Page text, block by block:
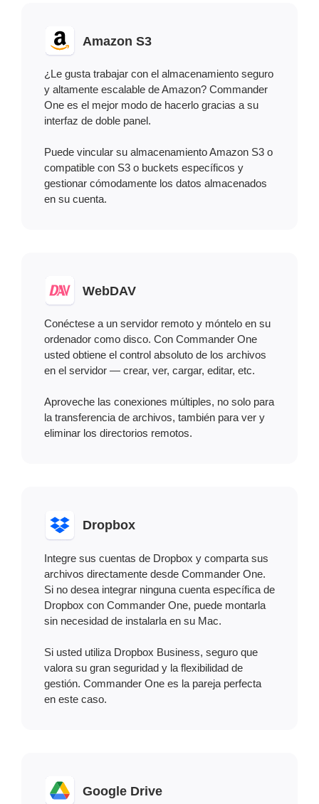
Amazon S3
¿Le gusta trabajar con el almacenamiento seguro
y altamente escalable de Amazon? Commander
One es el mejor modo de hacerlo gracias a su
interfaz de doble panel.
Puede vincular su almacenamiento Amazon S3 o
compatible con S3 o buckets específicos y
gestionar cómodamente los datos almacenados
en su cuenta.
WebDAV
Conéctese a un servidor remoto y móntelo en su
ordenador como disco. Con Commander One
usted obtiene el control absoluto de los archivos
en el servidor — crear, ver, cargar, editar, etc.
Aproveche las conexiones múltiples, no solo para
la transferencia de archivos, también para ver y
eliminar los directorios remotos.
Dropbox
Integre sus cuentas de Dropbox y comparta sus
archivos directamente desde Commander One.
Si no desea integrar ninguna cuenta específica de
Dropbox con Commander One, puede montarla
sin necesidad de instalarla en su Mac.
Si usted utiliza Dropbox Business, seguro que
valora su gran seguridad y la flexibilidad de
gestión. Commander One es la pareja perfecta
en este caso.
Google Drive